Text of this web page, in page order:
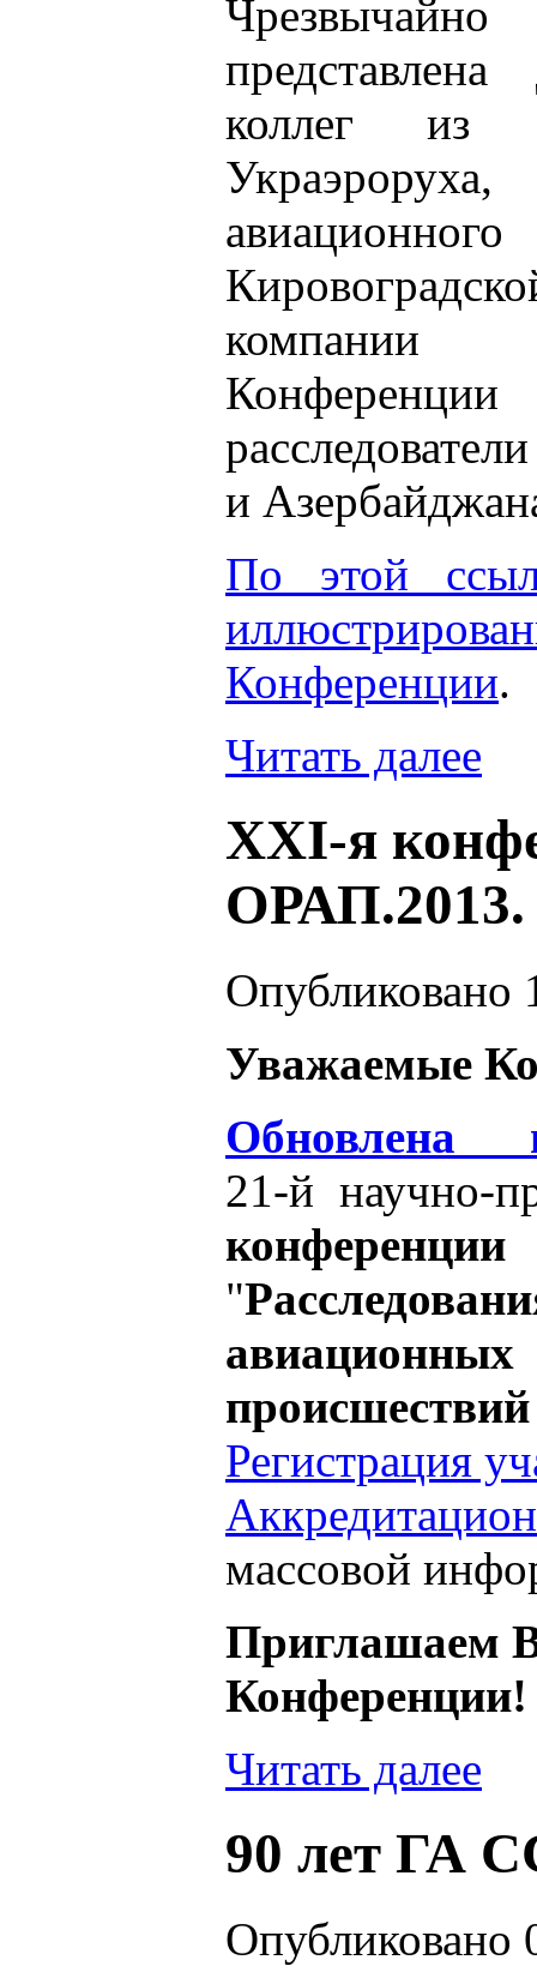
коллег из
и
По этой
Конференции.
Читать далее
XXI-я
Опубликовано
Уважаемые
Обновлена
21-й научно-
"
авиационных
Регистрация
массовой
Приглашаем
Конференции!
Читать далее
90 лет ГА
Опубликовано